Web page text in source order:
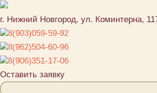
г. Нижний Новгород, ул. Коминтерна,
8(903)059-59-92
8(962)504-60-96
8(906)351-17-06
Оставить заявку